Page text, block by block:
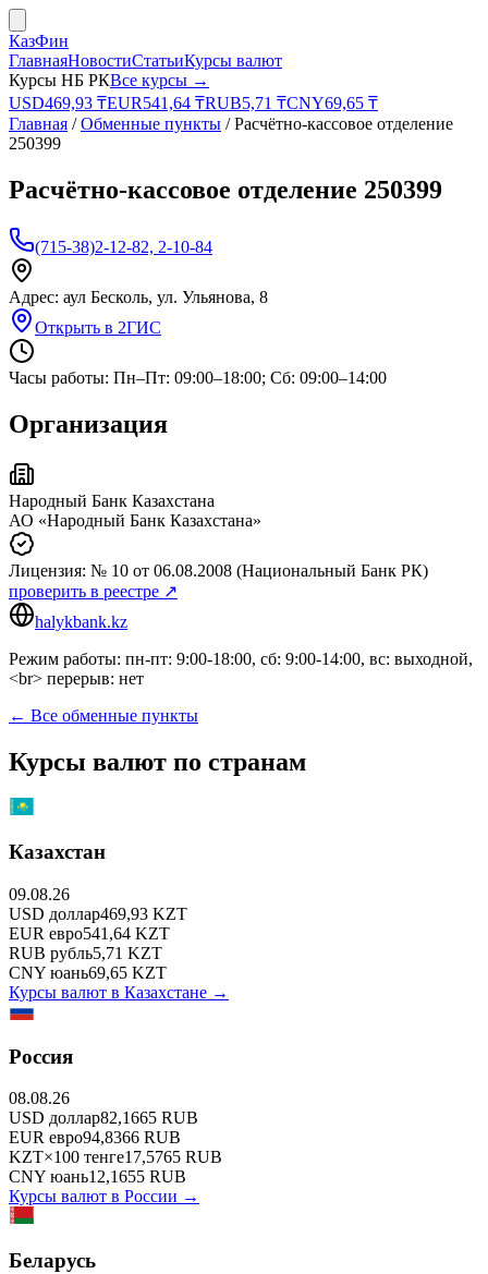
КазФин
ГлавнаяНовостиСтатьиКурсы валют
Курсы НБ РКВсе курсы →
USD469,93 ₸EUR541,64 ₸RUB5,71 ₸CNY69,65 ₸
Главная /Обменные пункты /Расчётно-кассовое отделение
250399
Расчётно-кассовое отделение 250399
(715-38)2-12-82, 2-10-84
Адрес: аул Бесколь, ул. Ульянова, 8
Открыть в 2ГИС
Часы работы: Пн–Пт: 09:00–18:00; Сб: 09:00–14:00
Организация
Народный Банк Казахстана
АО «Народный Банк Казахстана»
Лицензия: № 10 от 06.08.2008 (Национальный Банк РК)
проверить в реестре ↗
halykbank.kz
Режим работы: пн-пт: 9:00-18:00, сб: 9:00-14:00, вс: выходной,
<br> перерыв: нет
← Все обменные пункты
Курсы валют по странам
Казахстан
09.08.26
USD доллар469,93 KZT
EUR евро541,64 KZT
RUB рубль5,71 KZT
CNY юань69,65 KZT
Курсы валют в Казахстане →
Россия
08.08.26
USD доллар82,1665 RUB
EUR евро94,8366 RUB
KZT×100 тенге17,5765 RUB
CNY юань12,1655 RUB
Курсы валют в России →
Беларусь